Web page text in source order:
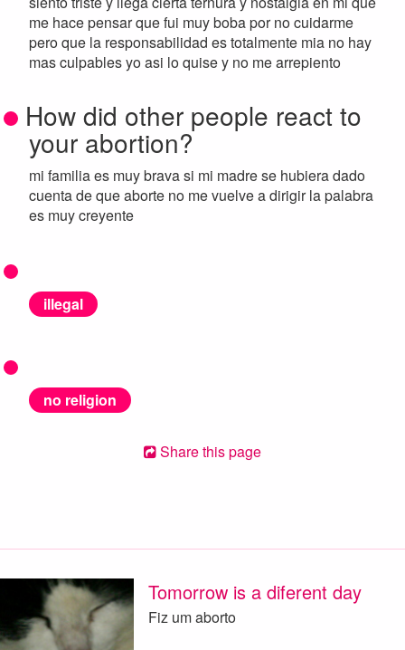
me hace pensar que fui muy boba por no cuidarme
pero que la responsabilidad es totalmente mia no hay
mas culpables yo asi lo quise y no me arrepiento
How did other people react to
your abortion?
mi familia es muy brava si mi madre se hubiera dado
cuenta de que aborte no me vuelve a dirigir la palabra
es muy creyente
illegal
no religion
Share this page
Tomorrow is a diferent day
Fiz um aborto